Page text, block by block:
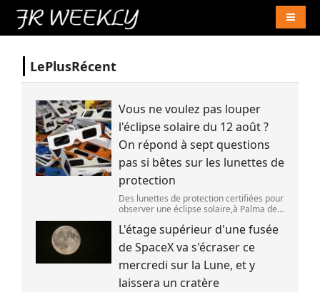
LePlusRécent
Vous ne voulez pas louper
l'éclipse solaire du 12 août ?
On répond à sept questions
pas si bêtes sur les lunettes de
protection
Des lunettes de protection certifiées pour
observer une éclipse solaire,à Palma de
(JAIME REINA )
L'étage supérieur d'une fusée
de SpaceX va s'écraser ce
mercredi sur la Lune, et y
laissera un cratère